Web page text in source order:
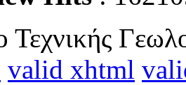
Τεχνικής
valid xhtml